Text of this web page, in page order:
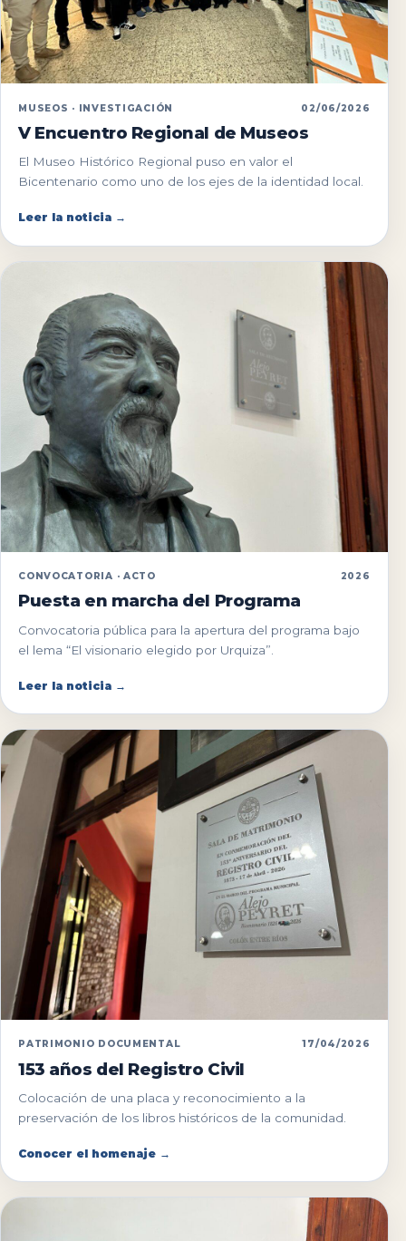
MUSEOS · INVESTIGACIÓN 02/06/2026
V Encuentro Regional de Museos
El Museo Histórico Regional puso en valor el
Bicentenario como uno de los ejes de la identidad local.
Leer la noticia →
CONVOCATORIA · ACTO 2026
Puesta en marcha del Programa
Convocatoria pública para la apertura del programa bajo
el lema “El visionario elegido por Urquiza”.
Leer la noticia →
PATRIMONIO DOCUMENTAL 17/04/2026
153 años del Registro Civil
Colocación de una placa y reconocimiento a la
preservación de los libros históricos de la comunidad.
Conocer el homenaje →